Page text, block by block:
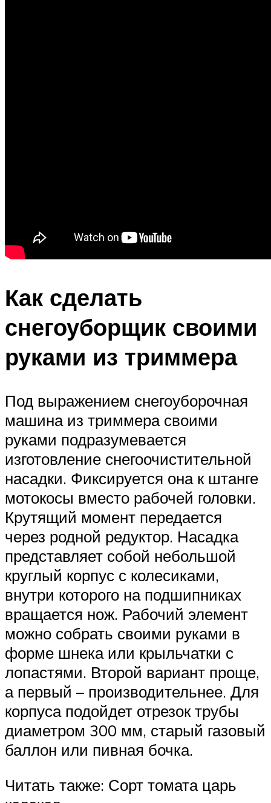
Как сделать
снегоуборщик своими
руками из триммера
Под выражением снегоуборочная
машина из триммера своими
руками подразумевается
изготовление снегоочистительной
насадки. Фиксируется она к штанге
мотокосы вместо рабочей головки.
Крутящий момент передается
через родной редуктор. Насадка
представляет собой небольшой
круглый корпус с колесиками,
внутри которого на подшипниках
вращается нож. Рабочий элемент
можно собрать своими руками в
форме шнека или крыльчатки с
лопастями. Второй вариант проще,
а первый – производительнее. Для
корпуса подойдет отрезок трубы
диаметром 300 мм, старый газовый
баллон или пивная бочка.
Читать также: Сорт томата царь